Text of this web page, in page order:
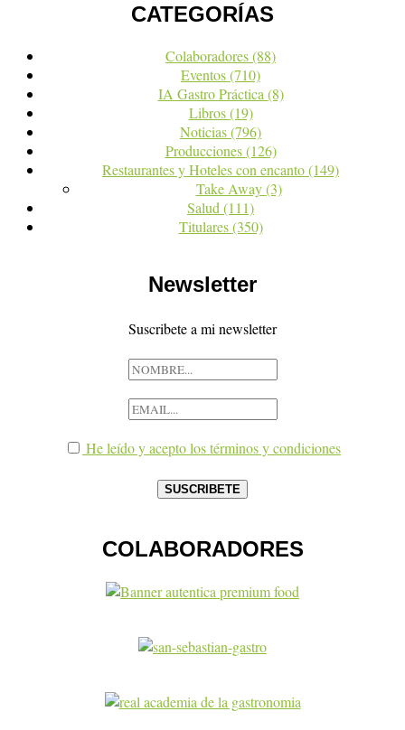
CATEGORÍAS
Colaboradores(88)
Eventos(710)
IA Gastro Práctica(8)
Libros(19)
Noticias(796)
Producciones(126)
Restaurantes y Hoteles con encanto(149)
Take Away(3)
Salud(111)
Titulares(350)
Newsletter
Suscribete a mi newsletter
He leído y acepto los términos y condiciones
COLABORADORES